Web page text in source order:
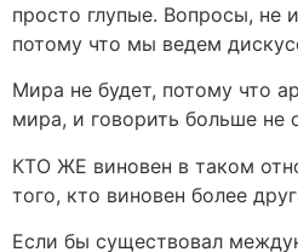
просто глупые. Вопросы,
потому что мы ведем
Мира не будет, потому что
мира, и говорить больше не
КТО ЖЕ виновен в таком
того, кто виновен более
Если бы существовал